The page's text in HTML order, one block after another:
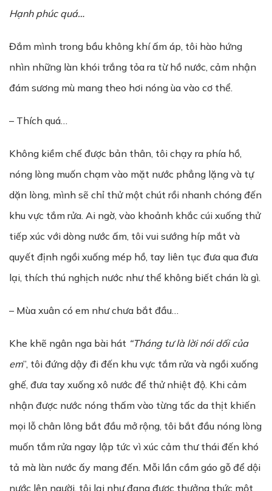
Hạnh phúc quá…
Đắm mình trong bầu không khí ấm áp, tôi hào hứng
nhìn những làn khói trắng tỏa ra từ hồ nước, cảm nhận
đám sương mù mang theo hơi nóng ùa vào cơ thể.
– Thích quá…
Không kiềm chế được bản thân, tôi chạy ra phía hồ,
nóng lòng muốn chạm vào mặt nước phẳng lặng và tự
dặn lòng, mình sẽ chỉ thử một chút rồi nhanh chóng đến
khu vực tắm rửa. Ai ngờ, vào khoảnh khắc cúi xuống thử
tiếp xúc với dòng nước ấm, tôi vui sướng híp mắt và
quyết định ngồi xuống mép hồ, tay liên tục đưa qua đưa
lại, thích thú nghịch nước như thể không biết chán là gì.
– Mùa xuân có em như chưa bắt đầu…
Khe khẽ ngân nga bài hát “Tháng tư là lời nói dối của
em”, tôi đứng dậy đi đến khu vực tắm rửa và ngồi xuống
ghế, đưa tay xuống xô nước để thử nhiệt độ. Khi cảm
nhận được nước nóng thấm vào từng tấc da thịt khiến
mọi lỗ chân lông bắt đầu mở rộng, tôi bắt đầu nóng lòng
muốn tắm rửa ngay lập tức vì xúc cảm thư thái đến khó
tả mà làn nước ấy mang đến. Mỗi lần cầm gáo gỗ để dội
nước lên người, tôi lại như đang được thưởng thức một